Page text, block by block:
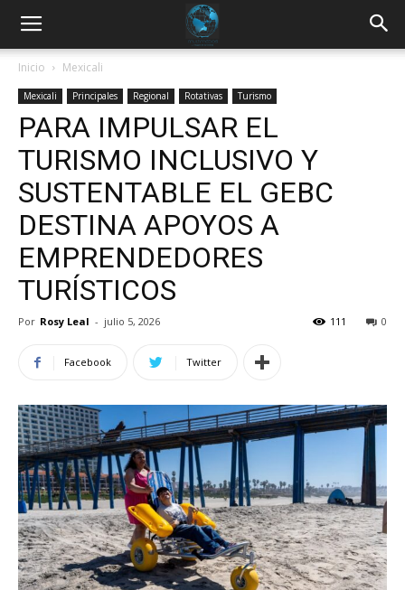
Inicio Mexicali
Mexicali Principales Regional Rotativas Turismo
PARA IMPULSAR EL
TURISMO INCLUSIVO Y
SUSTENTABLE EL GEBC
DESTINA APOYOS A
EMPRENDEDORES
TURÍSTICOS
Por Rosy Leal - julio 5, 2026 0
111
Facebook Twitter